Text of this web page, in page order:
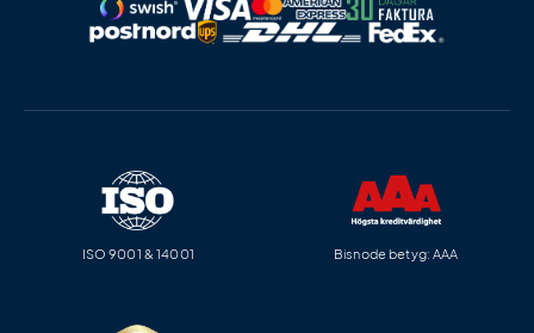
ISO 9001 & 14001 Bisnode betyg: AAA